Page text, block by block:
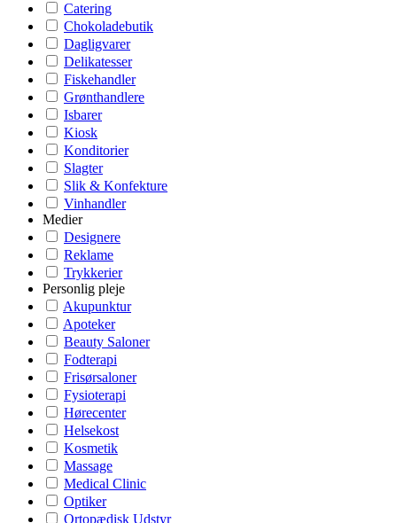
Catering
Chokoladebutik
Dagligvarer
Delikatesser
Fiskehandler
Grønthandlere
Isbarer
Kiosk
Konditorier
Slagter
Slik & Konfekture
Vinhandler
Medier
Designere
Reklame
Trykkerier
Personlig pleje
Akupunktur
Apoteker
Beauty Saloner
Fodterapi
Frisørsaloner
Fysioterapi
Hørecenter
Helsekost
Kosmetik
Massage
Medical Clinic
Optiker
Ortopædisk Udstyr